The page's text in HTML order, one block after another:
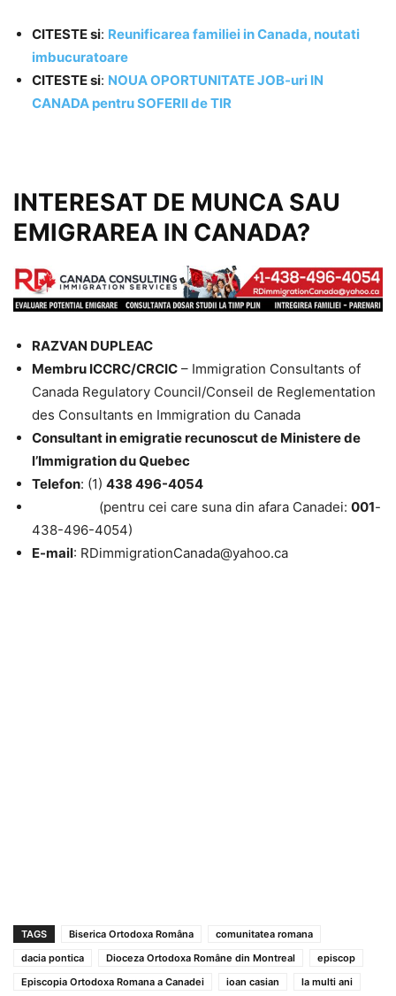
CITESTE si: Reunificarea familiei in Canada, noutati
imbucuratoare
CITESTE si: NOUA OPORTUNITATE JOB-uri IN
CANADA pentru SOFERII de TIR
INTERESAT DE MUNCA SAU
EMIGRAREA IN CANADA?
RAZVAN DUPLEAC
Membru ICCRC/CRCIC – Immigration Consultants of
Canada Regulatory Council/Conseil de Reglementation
des Consultants en Immigration du Canada
Consultant in emigratie recunoscut de Ministere de
l’Immigration du Quebec
Telefon: (1) 438 496-4054
(pentru cei care suna din afara Canadei: 001-
438-496-4054)
E-mail: RDimmigrationCanada@yahoo.ca
TAGS Biserica Ortodoxa Româna
comunitatea romana
dacia pontica
Dioceza Ortodoxa Române din Montreal
episcop
Episcopia Ortodoxa Romana a Canadei
ioan casian
la multi ani